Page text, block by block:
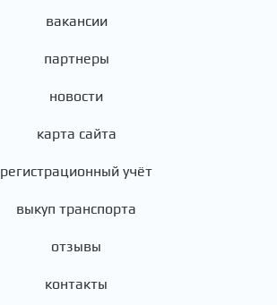
вакансии
партнеры
новости
карта сайта
регистрационный учёт
выкуп транспорта
отзывы
контакты